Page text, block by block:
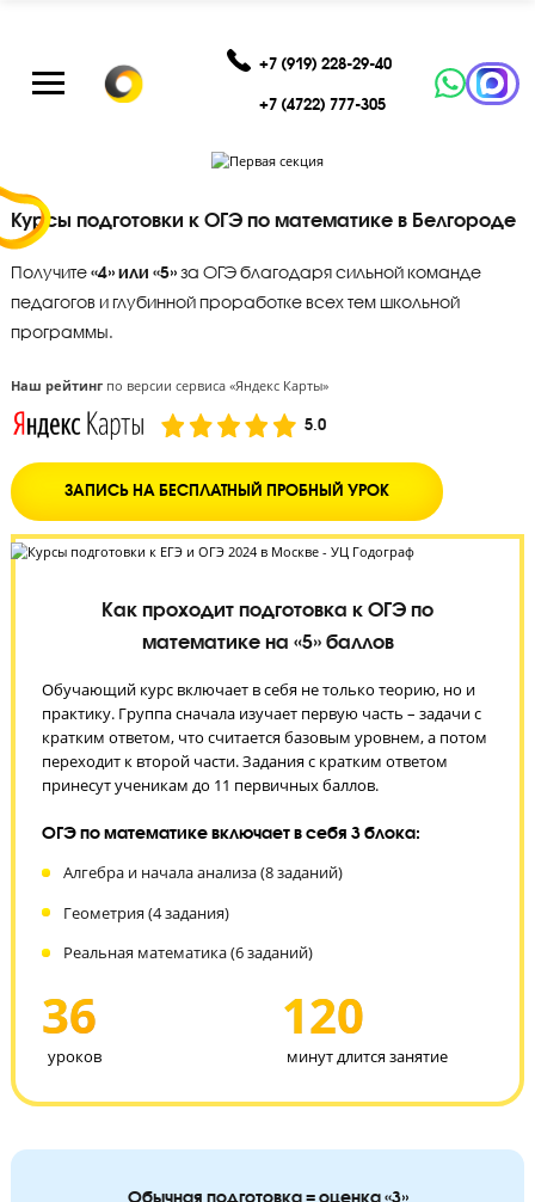
+7 (919) 228-29-40
+7 (4722) 777-305
Курсы подготовки к ОГЭ по математике в
Получите«4» или «5»за ОГЭ благодаря сильной команде
педагогов и глубинной проработке всех тем школьной
Наш рейтингпо версии сервиса «Яндекс Карты»
ЗАПИСЬ НА БЕСПЛАТНЫЙ ПРОБНЫЙ УРОК
математике на «5» баллов
Обучающий курс включает в себя не только теорию, но и
практику. Группа сначала изучает первую часть – задачи с
переходит к второй части. Задания с кратким ответом
принесут ученикам до 11 первичных баллов.
ОГЭ по математике включает в себя 3 блока:
Геометрия (4 задания)
Реальная математика (6 заданий)
36 120